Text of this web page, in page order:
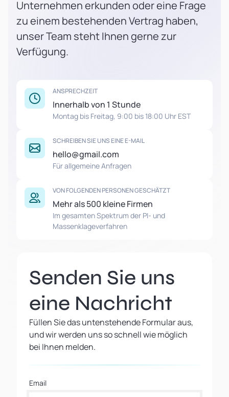
Unternehmen erkunden oder eine Frage
zu einem bestehenden Vertrag haben,
unser Team steht Ihnen gerne zur
Verfügung.
ANSPRECHZEIT
Innerhalb von 1 Stunde
Montag bis Freitag, 9:00 bis 18:00 Uhr EST
SCHREIBEN SIE UNS EINE E-MAIL
hello@gmail.com
Für allgemeine Anfragen
VON FOLGENDEN PERSONEN GESCHÄTZT
Mehr als 500 kleine Firmen
Im gesamten Spektrum der PI- und
Massenklageverfahren
Senden Sie uns
eine Nachricht
Füllen Sie das untenstehende Formular aus,
und wir werden uns so schnell wie möglich
bei Ihnen melden.
Email